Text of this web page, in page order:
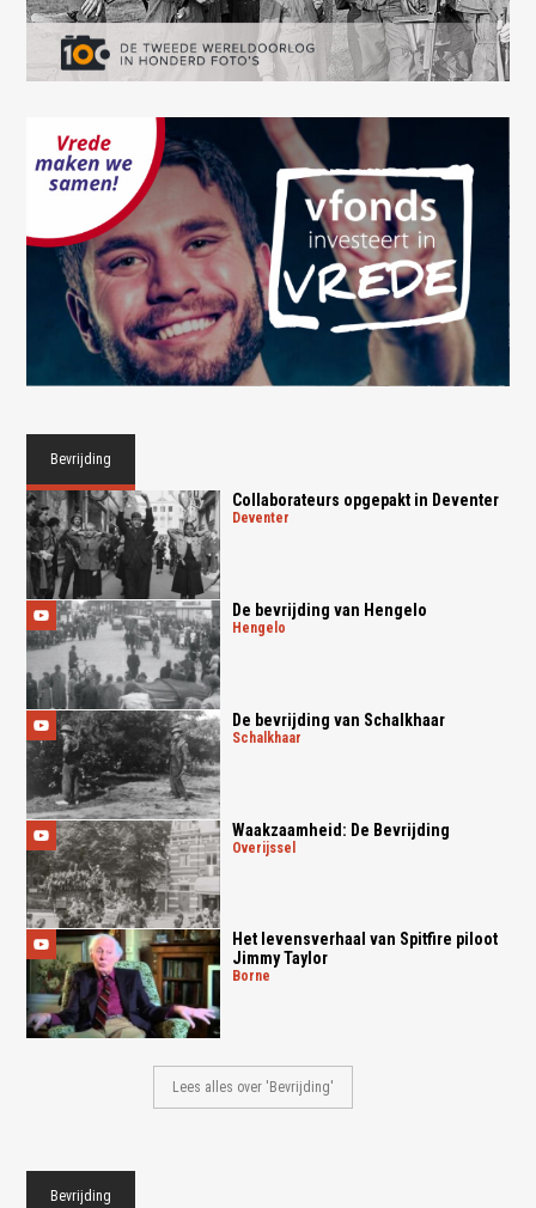
Bevrijding
Collaborateurs opgepakt in Deventer
deventer
De bevrijding van Hengelo
hengelo
De bevrijding van Schalkhaar
schalkhaar
Waakzaamheid: De Bevrijding
overijssel
Het levensverhaal van Spitfire piloot
Jimmy Taylor
borne
Lees alles over 'Bevrijding'
Bevrijding